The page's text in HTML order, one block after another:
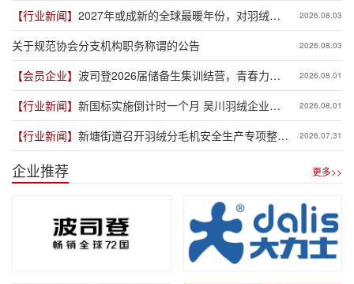
【行业新闻】 2027年或成新的全球最暖年份，对羽绒产
业有何影响？
2026.08.03
关于规范协会分支机构职务称谓的公告 2026.08.03
【会员企业】 波司登2026届储备生集训结营，青春力量
赋能品牌新程
2026.08.01
【行业新闻】 新国标实施倒计时一个月 吴川羽绒企业集
体“抢跑”新规
2026.08.01
【行业新闻】 新塘街道召开羽绒分毛机安全生产专项整治
推进会
2026.07.31
企业推荐 更多>>